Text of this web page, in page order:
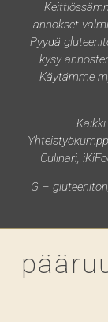
annokset
Pyydä
kysy
Käytämme
Culinari,
G –